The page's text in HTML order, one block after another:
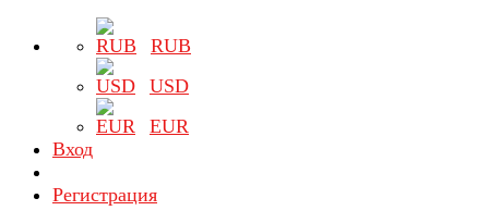
RUB
USD
EUR
Вход
Регистрация